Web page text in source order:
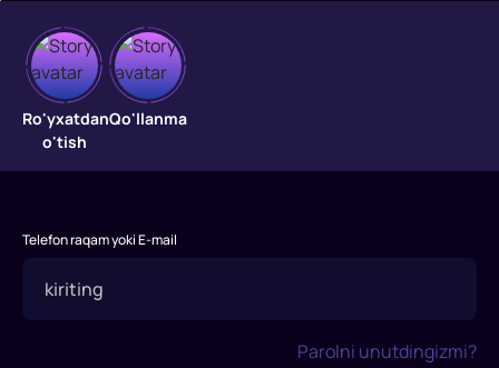
Sizga
maktub
"Sizga
maktub"
1998-
tasvirga
Ro'yxatdan
o'tish
Qo'llanma
Telefon raqam yoki E-mail
Parolni unutdingizmi?